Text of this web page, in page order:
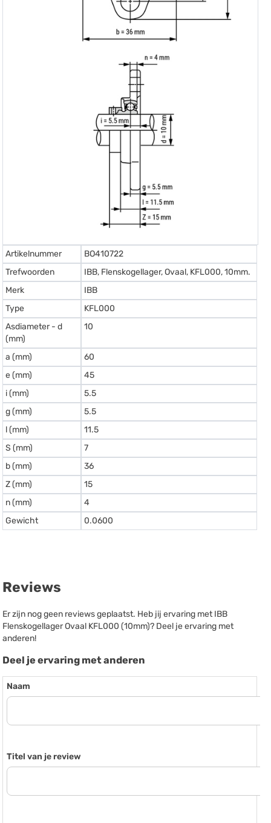
Artikelnummer
BO410722
Trefwoorden
IBB, Flenskogellager, Ovaal, KFL000, 10mm.
Merk
IBB
Type
KFL000
Asdiameter - d
(mm)
10
a (mm)
60
e (mm)
45
i (mm)
5.5
g (mm)
5.5
l (mm)
11.5
S (mm)
7
b (mm)
36
Z (mm)
15
n (mm)
4
Gewicht
0.0600
Reviews
Er zijn nog geen reviews geplaatst. Heb jij ervaring met IBB
Flenskogellager Ovaal KFL000 (10mm)? Deel je ervaring met
anderen!
Deel je ervaring met anderen
Naam
Titel van je review